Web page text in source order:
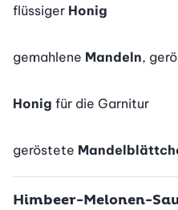
flüssiger Honig
gemahlene Mandeln,
Honig für die Garnitur
geröstete
Himbeer-Melonen-